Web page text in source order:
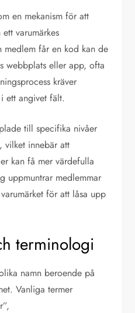
en mekanism för att
varumärkes
får en kod kan de
webbplats eller app, ofta
kräver
ett angivet fält.
till specifika nivåer
vilket innebär att
kan få mer värdefulla
uppmuntrar medlemmar
för att låsa upp
terminologi
namn beroende på
Vanliga termer